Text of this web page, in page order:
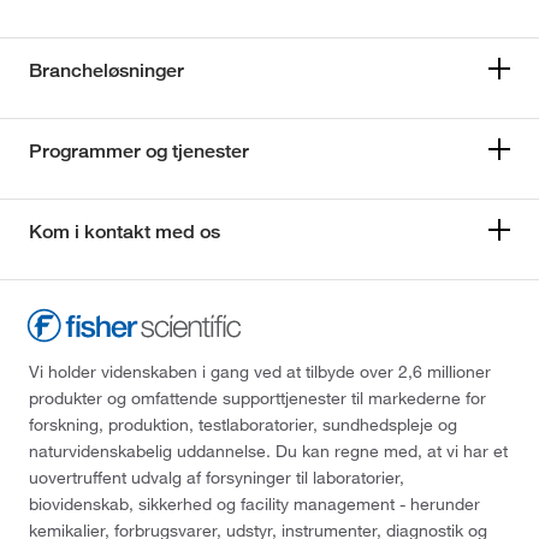
Brancheløsninger
Programmer og tjenester
Kom i kontakt med os
Vi holder videnskaben i gang ved at tilbyde over 2,6 millioner
produkter og omfattende supporttjenester til markederne for
forskning, produktion, testlaboratorier, sundhedspleje og
naturvidenskabelig uddannelse. Du kan regne med, at vi har et
uovertruffent udvalg af forsyninger til laboratorier,
biovidenskab, sikkerhed og facility management - herunder
kemikalier, forbrugsvarer, udstyr, instrumenter, diagnostik og